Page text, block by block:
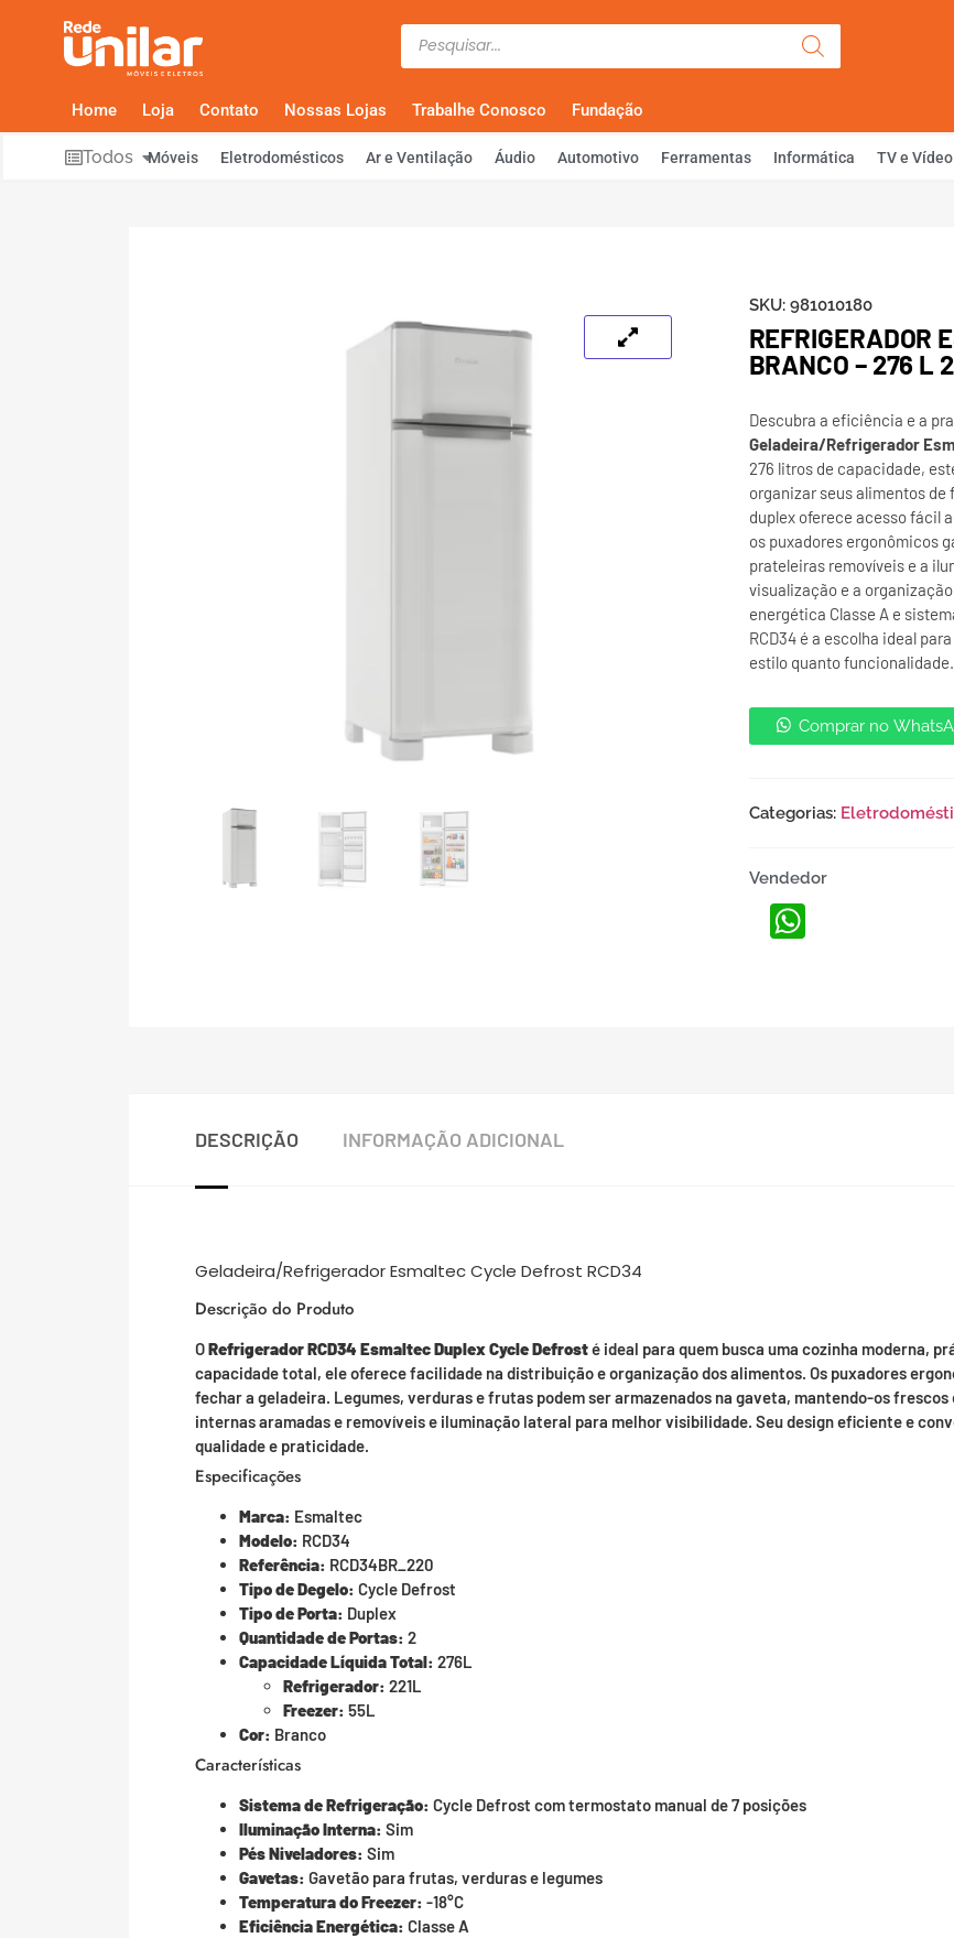
Olá,
Home Loja Contato Nossas Lojas Trabalhe Conosco Fundação
Todos Móveis Eletrodomésticos Ar e Ventilação Áudio Automotivo Ferramentas Informática TV e Vídeo
SKU: 981010180
REFRIGERADOR
BRANCO – 276 L
Descubra a eficiência e a
Geladeira/Refrigerador
276 litros de capacidade,
organizar seus alimentos de
duplex oferece acesso fácil
os puxadores ergonômicos
prateleiras removíveis e a
visualização e a
energética Classe A e
RCD34 é a escolha ideal
estilo quanto funcionalidade.
Comprar no
Categorias:
Vendedor
DESCRIÇÃO INFORMAÇÃO ADICIONAL
Geladeira/Refrigerador Esmaltec Cycle Defrost RCD34
Descrição do Produto
ORefrigerador RCD34 Esmaltec Duplex Cycle Defrosté ideal para quem busca uma cozinha moderna,
capacidade total, ele oferece facilidade na distribuição e organização dos alimentos. Os puxadores
fechar a geladeira. Legumes, verduras e frutas podem ser armazenados na gaveta, mantendo-os
internas aramadas e removíveis e iluminação lateral para melhor visibilidade. Seu design eficiente e
qualidade e praticidade.
Especificações
Marca: Esmaltec
Modelo: RCD34
Referência: RCD34BR_220
Tipo de Degelo: Cycle Defrost
Tipo de Porta: Duplex
Quantidade de Portas: 2
Capacidade Líquida Total: 276L
Refrigerador: 221L
Freezer: 55L
Cor: Branco
Características
Sistema de Refrigeração: Cycle Defrost com termostato manual de 7 posições
Iluminação Interna: Sim
Pés Niveladores: Sim
Gavetas: Gavetão para frutas, verduras e legumes
Temperatura do Freezer: -18°C
Eficiência Energética: Classe A